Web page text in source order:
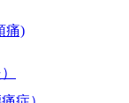
痛)